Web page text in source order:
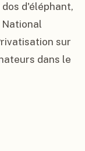
d'éléphant,
National
sur
dans le